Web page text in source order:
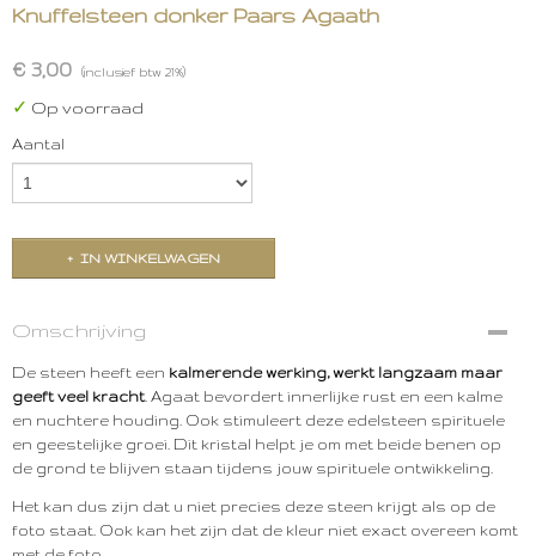
Knuffelsteen donker Paars Agaath
€ 3,00 (inclusief btw 21%)
✓ Op voorraad
Aantal
IN WINKELWAGEN
Omschrijving
De steen heeft een kalmerende werking, werkt langzaam maar
geeft veel kracht. Agaat bevordert innerlijke rust en een kalme
en nuchtere houding. Ook stimuleert deze edelsteen spirituele
en geestelijke groei. Dit kristal helpt je om met beide benen op
de grond te blijven staan tijdens jouw spirituele ontwikkeling.
Het kan dus zijn dat u niet precies deze steen krijgt als op de
foto staat. Ook kan het zijn dat de kleur niet exact overeen komt